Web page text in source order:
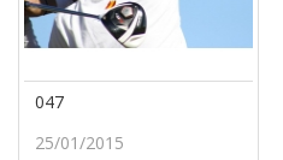
047
25/01/2015